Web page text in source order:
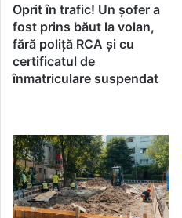
Oprit în trafic! Un șofer a
fost prins băut la volan,
fără poliță RCA și cu
certificatul de
înmatriculare suspendat